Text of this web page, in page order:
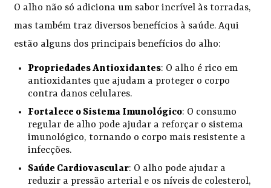
O alho não só adiciona um sabor incrível às torradas,
mas também traz diversos benefícios à saúde. Aqui
estão alguns dos principais benefícios do alho:
Propriedades Antioxidantes: O alho é rico em
antioxidantes que ajudam a proteger o corpo
contra danos celulares.
Fortalece o Sistema Imunológico: O consumo
regular de alho pode ajudar a reforçar o sistema
imunológico, tornando o corpo mais resistente a
infecções.
Saúde Cardiovascular: O alho pode ajudar a
reduzir a pressão arterial e os níveis de colesterol,